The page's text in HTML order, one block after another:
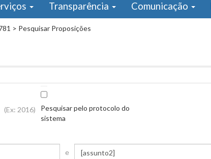
Transparência Comunicação
> Pesquisar Proposições
(Ex: 2016)
Pesquisar pelo protocolo do
sistema
e